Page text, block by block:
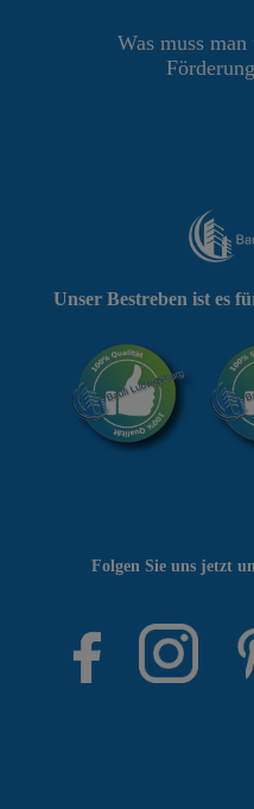
Was muss
Folgen Sie uns jetzt
Unser Bestreben ist es